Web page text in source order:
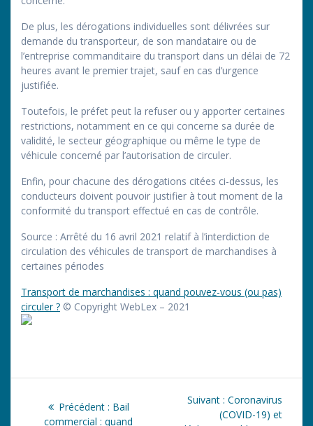
De plus, les dérogations individuelles sont délivrées sur
demande du transporteur, de son mandataire ou de
l’entreprise commanditaire du transport dans un délai de 72
heures avant le premier trajet, sauf en cas d’urgence
justifiée.
Toutefois, le préfet peut la refuser ou y apporter certaines
restrictions, notamment en ce qui concerne sa durée de
validité, le secteur géographique ou même le type de
véhicule concerné par l’autorisation de circuler.
Enfin, pour chacune des dérogations citées ci-dessus, les
conducteurs doivent pouvoir justifier à tout moment de la
conformité du transport effectué en cas de contrôle.
Source : Arrêté du 16 avril 2021 relatif à l’interdiction de
circulation des véhicules de transport de marchandises à
certaines périodes
Transport de marchandises : quand pouvez-vous (ou pas)
circuler ? © Copyright WebLex – 2021
Précédent : Article
précédent
Bail
commercial : quand
Suivant : Article
suivant
Coronavirus
(COVID-19) et